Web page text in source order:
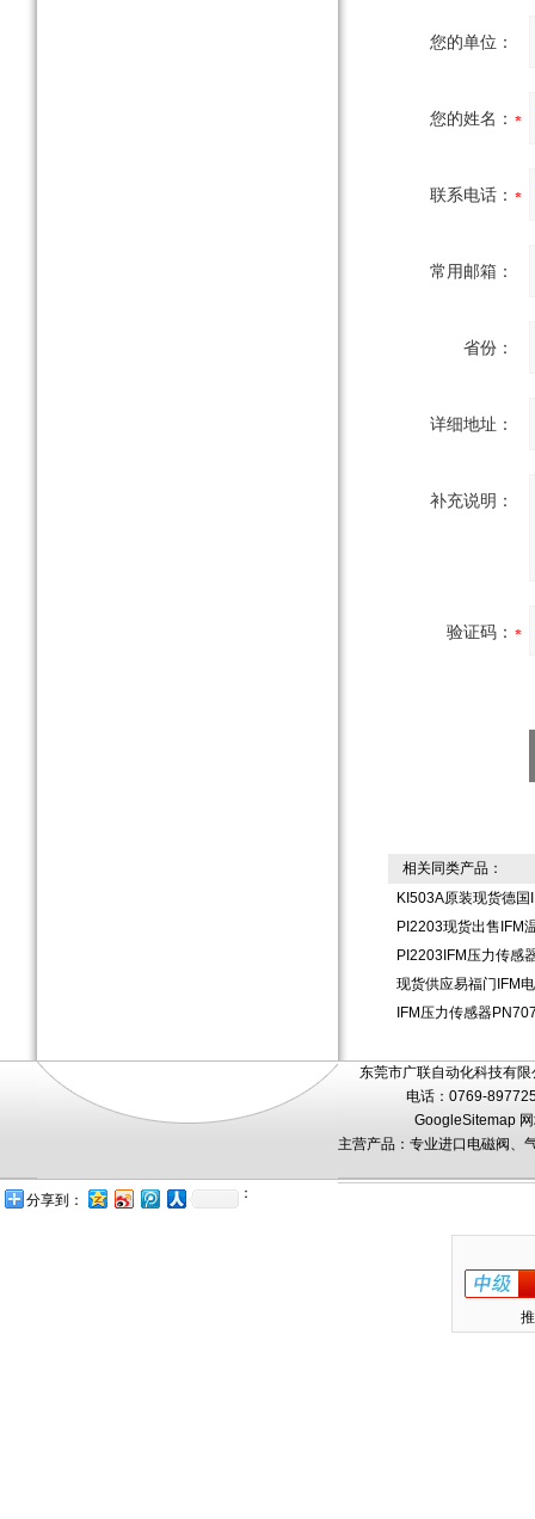
您的单位：
您的姓名：
联系电话：
常用邮箱：
省份：
详细地址：
补充说明：
验证码：
相关同类产品：
KI503A原装现货德
PI2203现货出售IFM
PI2203IFM压力传感
现货供应易福门IFM
IFM压力传感器
东莞市广联自动化科技有
电话：0769-
GoogleSitemap
主营产品：专业进口电磁阀、
：
分享到：